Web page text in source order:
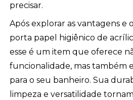
precisar.
Após explorar as vantagens e
porta papel higiênico de
esse é um item que oferece
funcionalidade, mas também
para o seu banheiro. Sua
limpeza e versatilidade